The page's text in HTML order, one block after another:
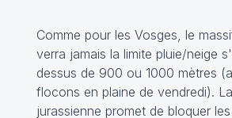
Comme pour les Vosges, le
verra jamais la limite pluie/neige
dessus de 900 ou 1000 mètres
flocons en plaine de vendredi).
jurassienne promet de bloquer